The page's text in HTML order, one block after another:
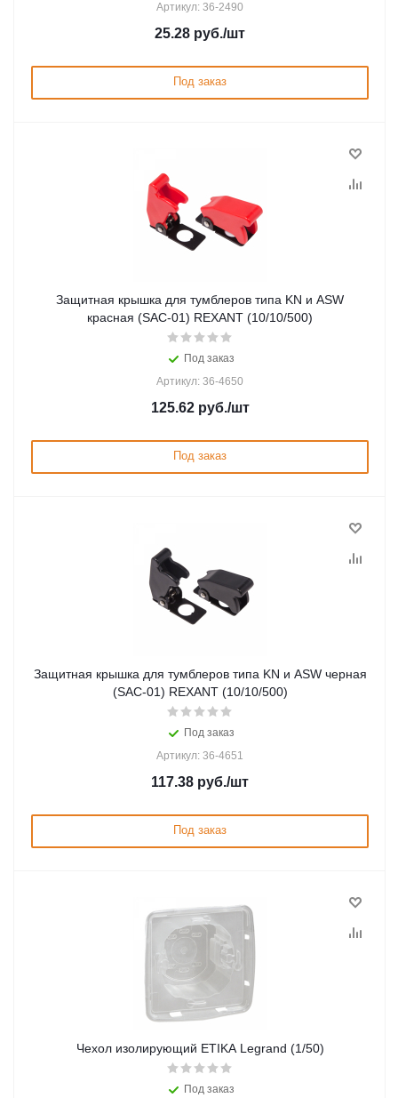
Артикул: 36-2490
25.28 руб./шт
Под заказ
Защитная крышка для тумблеров типа KN и ASW
красная (SAC-01) REXANT (10/10/500)
Под заказ
Артикул: 36-4650
125.62руб./шт
Под заказ
Защитная крышка для тумблеров типа KN и ASW черная
(SAC-01) REXANT (10/10/500)
Под заказ
Артикул: 36-4651
117.38 руб./шт
Под заказ
Чехол изолирующий ETIKA Legrand (1/50)
Под заказ